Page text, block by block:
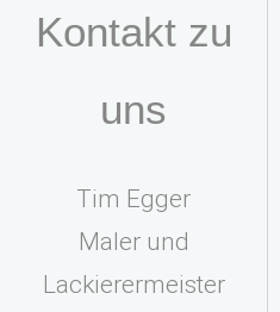
Kontakt zu
uns
Tim Egger
Maler und
Lackierermeister